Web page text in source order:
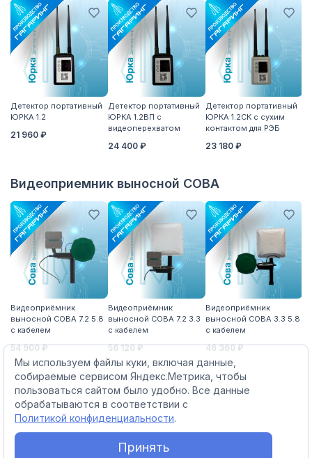
Детектор портативный
ЮРКА 1.2
21 960 ₽
Детектор портативный
ЮРКА 1.2ВП с
видеоперехватом
24 400 ₽
Детектор портативный
ЮРКА 1.2СК с сухим
контактом для РЭБ
23 180 ₽
Видеоприемник выносной СОВА
Видеоприёмник
выносной СОВА 7.2 5.8
с кабелем
54 900 ₽
Видеоприёмник
выносной СОВА 7.2 3.3
с кабелем
56 120 ₽
Видеоприёмник
выносной СОВА 3.3 5.8
с кабелем
46 360 ₽
Мы используем файлы куки, включая данные,
собираемые сервисом Яндекс.Метрика, чтобы
пользоваться сайтом было удобно. Все данные
обрабатываются в соответствии с
Политикой конфиденциальности.
Принять